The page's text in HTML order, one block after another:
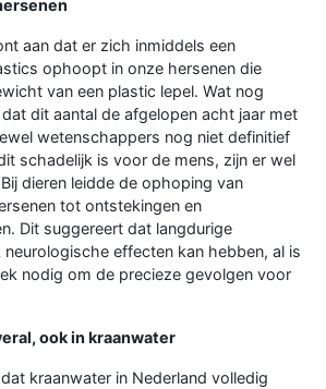
aan dat er zich inmiddels een
ophoopt in onze hersenen die
van een plastic lepel. Wat nog
dit aantal de afgelopen acht jaar met
wetenschappers nog niet definitief
schadelijk is voor de mens, zijn er wel
dieren leidde de ophoping van
tot ontstekingen en
Dit suggereert dat langdurige
effecten kan hebben, al is
nodig om de precieze gevolgen voor
ook in kraanwater
kraanwater in Nederland volledig